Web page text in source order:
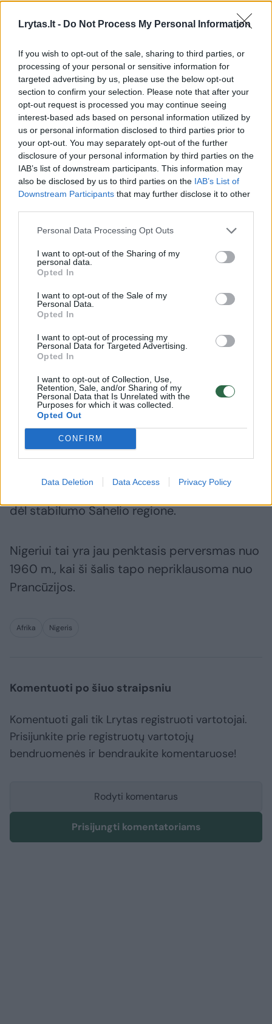
Lrytas.lt - Do Not Process My Personal Information
If you wish to opt-out of the sale, sharing to third parties, or
processing of your personal or sensitive information for
targeted advertising by us, please use the below opt-out
section to confirm your selection. Please note that after your
opt-out request is processed you may continue seeing
interest-based ads based on personal information utilized by
us or personal information disclosed to third parties prior to
your opt-out. You may separately opt-out of the further
disclosure of your personal information by third parties on the
IAB’s list of downstream participants. This information may
also be disclosed by us to third parties on the IAB’s List of
Downstream Participants that may further disclose it to other
Personal Data Processing Opt Outs
I want to opt-out of the Sharing of my
personal data.
Opted In
I want to opt-out of the Sale of my
Personal Data.
Opted In
I want to opt-out of processing my
Personal Data for Targeted Advertising.
Opted In
I want to opt-out of Collection, Use,
Retention, Sale, and/or Sharing of my
Personal Data that Is Unrelated with the
Purposes for which it was collected.
Opted Out
CONFIRM
Data Deletion Data Access Privacy Policy
Bazoumą ir jį sulaikė. Vakarų Afrikos valstybių
organizacija (ECOWAS) pagrasino panaudoti
pareigas. ECOWAS susitarė aktyvuoti
rezervines pajėgas, siekiant tikslo atkurti
demokratiją Nigeryje. Organizacija yra
nurodžiusi, kad yra pasirengusi veikti, nors ir
toliau siekia diplomatinio sprendimo.
Praėjusią savaitę AS surengė susitikimą,
kuriame buvo kalbamasi apie kilusią krizę.
Susiję straipsniai
Vakarų Afrikos valstybių
delegaciją atvyko į Nigerį
Perversmas užsienyje pakurstė būgštavimus
dėl stabilumo Sahelio regione.
Nigeriui tai yra jau penktasis perversmas nuo
1960 m., kai ši šalis tapo nepriklausoma nuo
Prancūzijos.
Afrika Nigeris
Komentuoti po šiuo straipsniu
Komentuoti gali tik Lrytas registruoti vartotojai.
Prisijunkite prie registruotų vartotojų
bendruomenės ir bendraukite komentaruose!
Rodyti komentarus
Prisijungti komentatoriams